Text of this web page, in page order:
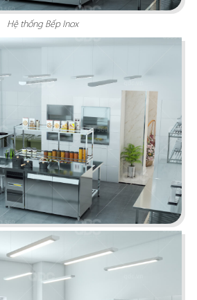
nên không gian đậm chất Thái
Chi tiết
OJIGI BAR
hứng từ nhịp điệu biển cả với
Hệ thống Bếp Inox